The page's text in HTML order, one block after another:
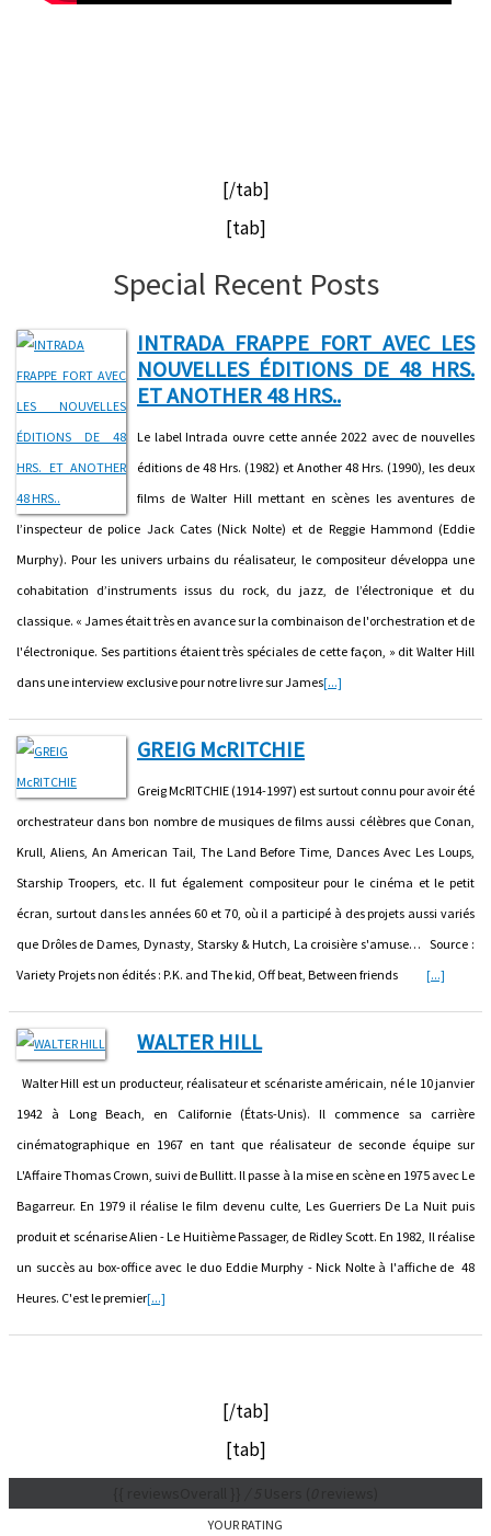
[/tab]
[tab]
Special Recent Posts
INTRADA FRAPPE FORT AVEC LES
NOUVELLES ÉDITIONS DE 48 HRS.
ET ANOTHER 48 HRS..
Le label Intrada ouvre cette année 2022 avec de nouvelles
éditions de 48 Hrs. (1982) et Another 48 Hrs. (1990), les deux
films de Walter Hill mettant en scènes les aventures de
l’inspecteur de police Jack Cates (Nick Nolte) et de Reggie Hammond (Eddie
Murphy). Pour les univers urbains du réalisateur, le compositeur développa une
cohabitation d’instruments issus du rock, du jazz, de l’électronique et du
classique. « James était très en avance sur la combinaison de l'orchestration et de
l'électronique. Ses partitions étaient très spéciales de cette façon, » dit Walter Hill
dans une interview exclusive pour notre livre sur James[...]
GREIG McRITCHIE
Greig McRITCHIE (1914-1997) est surtout connu pour avoir été
orchestrateur dans bon nombre de musiques de films aussi célèbres que Conan,
Krull, Aliens, An American Tail, The Land Before Time, Dances Avec Les Loups,
Starship Troopers, etc. Il fut également compositeur pour le cinéma et le petit
écran, surtout dans les années 60 et 70, où il a participé à des projets aussi variés
que Drôles de Dames, Dynasty, Starsky & Hutch, La croisière s'amuse… Source :
Variety Projets non édités : P.K. and The kid, Off beat, Between friends [...]
WALTER HILL
Walter Hill est un producteur, réalisateur et scénariste américain, né le 10 janvier
1942 à Long Beach, en Californie (États-Unis). Il commence sa carrière
cinématographique en 1967 en tant que réalisateur de seconde équipe sur
L'Affaire Thomas Crown, suivi de Bullitt. Il passe à la mise en scène en 1975 avec Le
Bagarreur. En 1979 il réalise le film devenu culte, Les Guerriers De La Nuit puis
produit et scénarise Alien - Le Huitième Passager, de Ridley Scott. En 1982, Il réalise
un succès au box-office avec le duo Eddie Murphy - Nick Nolte à l'affiche de 48
Heures. C'est le premier[...]
[/tab]
[tab]
YOUR RATING